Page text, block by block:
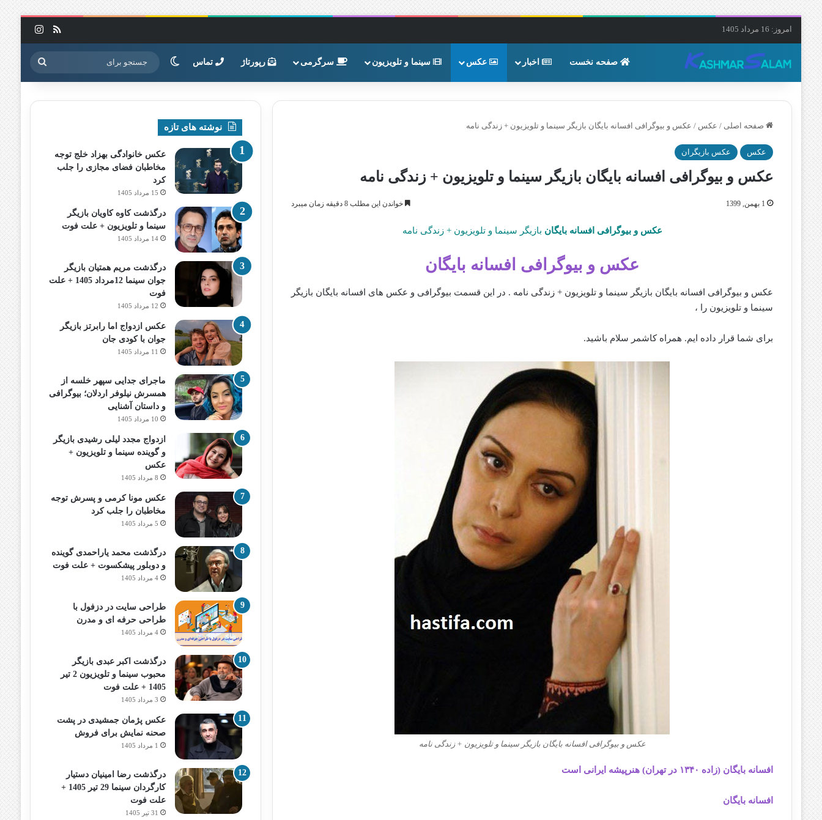
امروز: 16 مرداد 1405 خوراک
صفحه نخست اخبار عکس سینما و تلویزیون سرگرمی رپورتاژ تماس تغییر پوسته جستجو
برای
صفحه اصلی / عکس / عکس و بیوگرافی افسانه بایگان بازیگر سینما و تلویزیون + زندگی نامه
عکس عکس بازیگران
عکس و بیوگرافی افسانه بایگان بازیگر سینما و تلویزیون + زندگی نامه
1 بهمن, 1399 خواندن این مطلب 8 دقیقه زمان میبرد
عکس و بیوگرافی افسانه بایگان بازیگر سینما و تلویزیون + زندگی نامه
عکس و بیوگرافی افسانه بایگان
عکس و بیوگرافی افسانه بایگان بازیگر سینما و تلویزیون + زندگی نامه . در این قسمت بیوگرافی و عکس های افسانه بایگان بازیگر
سینما و تلویزیون را ،
برای شما قرار داده ایم. همراه کاشمر سلام باشید.
عکس و بیوگرافی افسانه بایگان بازیگر سینما و تلویزیون + زندگی نامه
افسانه بایگان (زاده ۱۳۴۰ در تهران) هنرپیشه ایرانی است
افسانه بایگان
نوشته های تازه
عکس خانوادگی بهزاد خلج توجه
مخاطبان فضای مجازی را جلب
کرد
15 مرداد 1405
درگذشت کاوه کاویان بازیگر
سینما و تلویزیون + علت فوت
14 مرداد 1405
درگذشت مریم همتیان بازیگر
جوان سینما 12مرداد 1405 + علت
فوت
12 مرداد 1405
عکس ازدواج اما رابرتز بازیگر
جوان با کودی جان
11 مرداد 1405
ماجرای جدایی سپهر خلسه از
همسرش نیلوفر اردلان؛ بیوگرافی
و داستان آشنایی
10 مرداد 1405
ازدواج مجدد لیلی رشیدی بازیگر
و گوینده سینما و تلویزیون +
عکس
8 مرداد 1405
عکس مونا کرمی و پسرش توجه
مخاطبان را جلب کرد
5 مرداد 1405
درگذشت محمد یاراحمدی گوینده
و دوبلور پیشکسوت + علت فوت
4 مرداد 1405
طراحی سایت در دزفول با
طراحی حرفه‌ ای و مدرن
4 مرداد 1405
درگذشت اکبر عبدی بازیگر
محبوب سینما و تلویزیون 2 تیر
1405 + علت فوت
3 مرداد 1405
عکس پژمان جمشیدی در پشت
صحنه نمایش برای فروش
1 مرداد 1405
درگذشت رضا امینیان دستیار
کارگردان سینما 29 تیر 1405 +
علت فوت
31 تیر 1405